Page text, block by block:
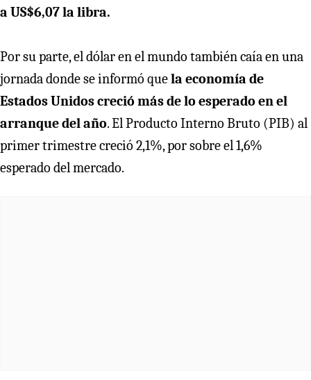
a US$6,07 la libra.
Por su parte, el dólar en el mundo también caía en una
jornada donde se informó quela economía de
Estados Unidos creció más de lo esperado en el
arranque del año. El Producto Interno Bruto (PIB) al
primer trimestre creció 2,1%, por sobre el 1,6%
esperado del mercado.